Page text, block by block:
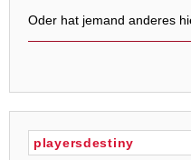
Oder hat jemand anderes
playersdestiny